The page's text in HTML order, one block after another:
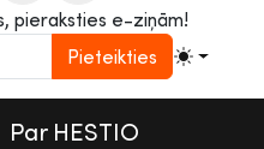
pieraksties e-ziņām!
Pieteikties
Par HESTIO